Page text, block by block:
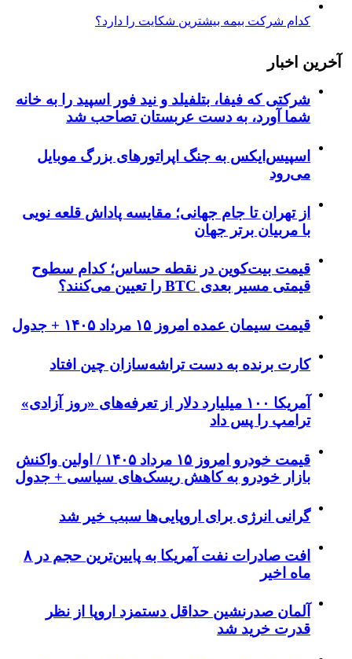
کدام شرکت بیمه بیشترین شکایت را دارد؟
آخرین اخبار
شرکتی که فیفا، بتلفیلد و نید فور اسپید را به خانه
شما آورد، به دست عربستان تصاحب شد
اسپیس‌ایکس به جنگ اپراتورهای بزرگ موبایل
می‌رود
از تهران تا جام جهانی؛ مقایسه پاداش قلعه نویی
با مربیان برتر جهان
قیمت بیت‌کوین در نقطه حساس؛ کدام سطوح
قیمتی مسیر بعدی BTC را تعیین می‌کنند؟
قیمت سیمان عمده امروز ۱۵ مرداد ۱۴۰۵ + جدول
کارت برنده به دست تراشه‌سازان چین افتاد
آمریکا ۱۰۰ میلیارد دلار از تعرفه‌های «روز آزادی»
ترامپ را پس داد
قیمت خودرو امروز ۱۵ مرداد ۱۴۰۵ / اولین واکنش
بازار خودرو به کاهش ریسک‌های سیاسی + جدول
گرانی انرژی برای اروپایی‌ها سبب خیر شد
افت صادرات نفت آمریکا به پایین‌ترین حجم در ۸
ماه اخیر
آلمان صدرنشین حداقل دستمزد اروپا از نظر
قدرت خرید شد